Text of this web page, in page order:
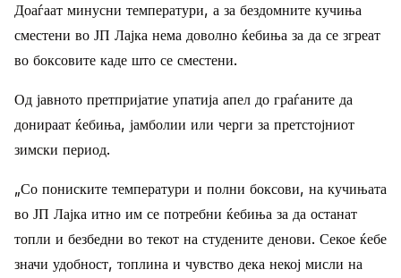
Доаѓаат минусни температури, а за бездомните кучиња
сместени во ЈП Лајка нема доволно ќебиња за да се згреат
во боксовите каде што се сместени.
Од јавното претпријатие упатија апел до граѓаните да
донираат ќебиња, јамболии или черги за претстојниот
зимски период.
„Со пониските температури и полни боксови, на кучињата
во ЈП Лајка итно им се потребни ќебиња за да останат
топли и безбедни во текот на студените денови. Секое ќебе
значи удобност, топлина и чувство дека некој мисли на